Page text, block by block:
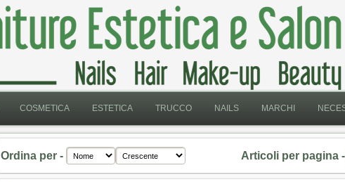
COSMETICA ESTETICA TRUCCO NAILS MARCHI
Ordina per - Articoli per pagina -